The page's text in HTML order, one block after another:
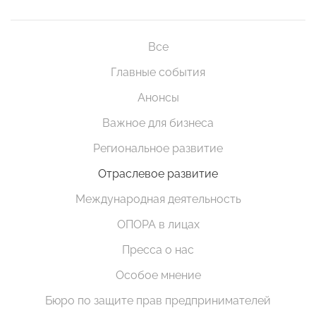
Все
Главные события
Анонсы
Важное для бизнеса
Региональное развитие
Отраслевое развитие
Международная деятельность
ОПОРА в лицах
Пресса о нас
Особое мнение
Бюро по защите прав предпринимателей